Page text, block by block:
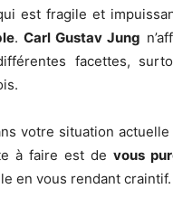
est fragile et
.Carl Gustav Jung
facettes,
votre situation
à faire est de vous
en vous rendant craintif.